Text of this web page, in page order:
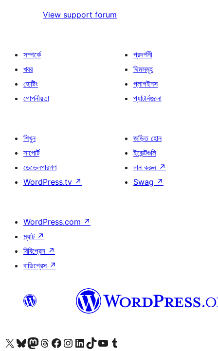
View support forum
সম্পর্কে
খবর
হোষ্টিং
গোপনীয়তা
প্রদর্শনী
থিমসমূহ
প্লাগইনস
প্যাটার্নগুলো
শিখুন
সাপোর্ট
ডেভেলপারগণ
WordPress.tv ↗
জড়িত হোন
ইভেন্টগুলি
দান করুন ↗
Swag ↗
WordPress.com ↗
ম্যাট ↗
বিবিপ্রেস ↗
বাডিপ্রেস ↗
আমাদের X (আগের টুইটার) অ্যাকাউন্টে যানআমাদের Bluesky অ্যাকাউন্টটি দেখুনআমাদের মাস্টোডন অ্যাকাউন্টটি দেখুনআমাদের থ্রেডস অ্যাকাউন্টটি দেখুনআমাদের ফেসবুক পেজ দেখুনআমাদের ইন্সটাগ্রাম অ্যাকাউন্ট দেখুনআমাদের লিঙ্কডইন অ্যাকাউন্টে যানআমাদের TikTok অ্যাকাউন্টটি দেখুনআমাদের ইউটিউব চ্যানেলে যান আমাদের টাম্বলার অ্যাকাউন্ট দেখুন